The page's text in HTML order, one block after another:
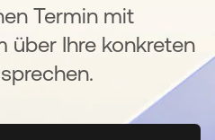
Termin mit
über Ihre konkreten